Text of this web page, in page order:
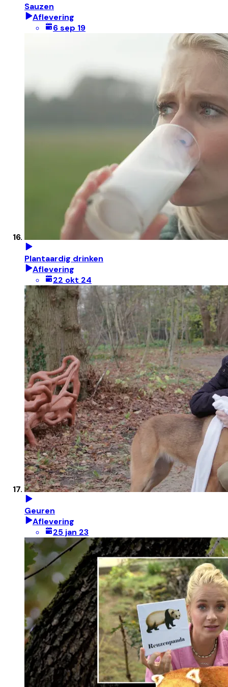
Sauzen
Aflevering
6 sep 19
Plantaardig drinken
Aflevering
22 okt 24
Geuren
Aflevering
25 jan 23